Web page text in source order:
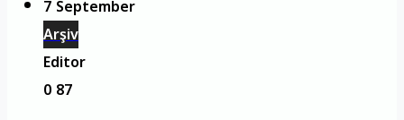
7 September
Arşiv
Editor
087